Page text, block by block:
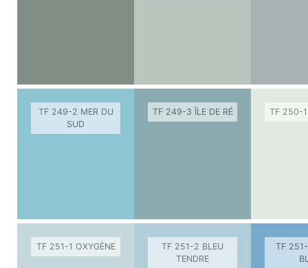
TF 249-2 MER DU
SUD
TF 249-3 ÎLE DE RÉ TF 250-1
TF 251-1 OXYGÈNE
TF 251-2 BLEU
TENDRE
TF